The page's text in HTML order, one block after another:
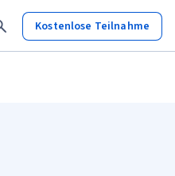
Kostenlose Teilnahme